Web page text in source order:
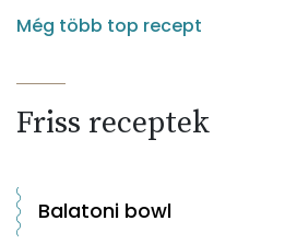
Még több top recept
Friss receptek
Balatoni bowl